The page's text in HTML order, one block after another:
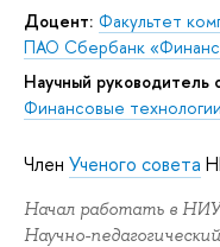
Доцент: Факультет
ПАО Сбербанк
Научный
Финансовые
Член Ученого совета
Начал работать в
Научно-